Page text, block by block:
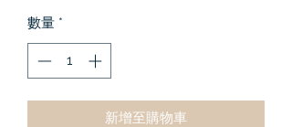
數量 *
新增至購物車